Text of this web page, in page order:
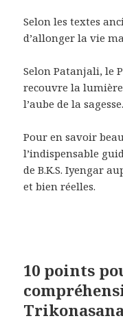
Selon les textes
d’allonger la vie
Selon Patanjali, le
recouvre la
l’aube de la sagesse.
Pour en savoir
l’indispensable
de B.K.S. Iyengar
et bien réelles.
10 points